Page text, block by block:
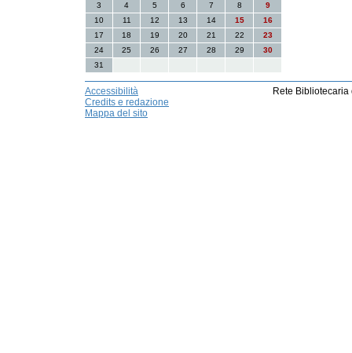
3
4 5 6 7 8
9
10
11 12 13 14 15
16
17
18 19 20 21 22
23
24
25 26 27 28 29
30
31
Accessibilità
Credits e redazione
Mappa del sito
Rete